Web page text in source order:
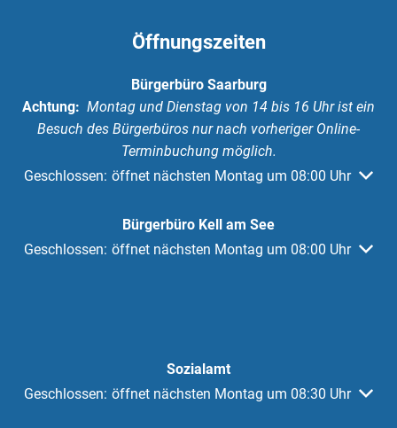
Öffnungszeiten
Bürgerbüro Saarburg
Achtung: Montag und Dienstag von 14 bis 16 Uhr ist ein
Besuch des Bürgerbüros nur nach vorheriger Online-
Terminbuchung möglich.
Klicken, um weitere Öffnungs- oder Schließzeiten
Geschlossen: öffnet nächsten Montag um 08:00 Uhr
Bürgerbüro Kell am See
Klicken, um weitere Öffnungs- oder Schließzeiten
Geschlossen: öffnet nächsten Montag um 08:00 Uhr
Sozialamt
Klicken, um weitere Öffnungs- oder Schließzeiten
Geschlossen: öffnet nächsten Montag um 08:30 Uhr